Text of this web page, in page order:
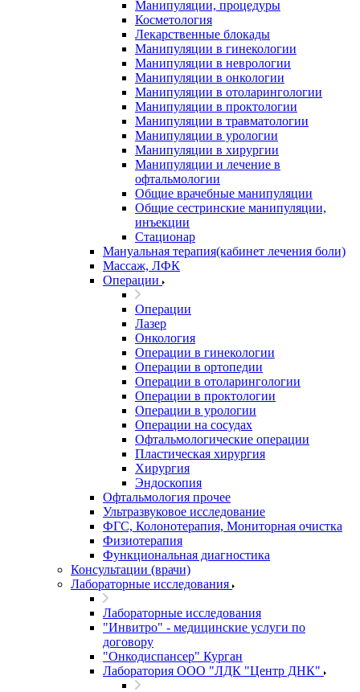
Манипуляции, процедуры
Косметология
Лекарственные блокады
Манипуляции в гинекологии
Манипуляции в неврологии
Манипуляции в онкологии
Манипуляции в отоларингологии
Манипуляции в проктологии
Манипуляции в травматологии
Манипуляции в урологии
Манипуляции в хирургии
Манипуляции и лечение в
офтальмологии
Общие врачебные манипуляции
Общие сестринские манипуляции,
инъекции
Стационар
Мануальная терапия(кабинет лечения боли)
Массаж, ЛФК
Операции
Операции
Лазер
Онкология
Операции в гинекологии
Операции в ортопедии
Операции в отоларингологии
Операции в проктологии
Операции в урологии
Операции на сосудах
Офтальмологические операции
Пластическая хирургия
Хирургия
Эндоскопия
Офтальмология прочее
Ультразвуковое исследование
ФГС, Колонотерапия, Мониторная очистка
Физиотерапия
Функциональная диагностика
Консультации (врачи)
Лабораторные исследования
Лабораторные исследования
"Инвитро" - медицинские услуги по
договору
"Онкодиспансер" Курган
Лаборатория ООО "ЛДК "Центр ДНК"